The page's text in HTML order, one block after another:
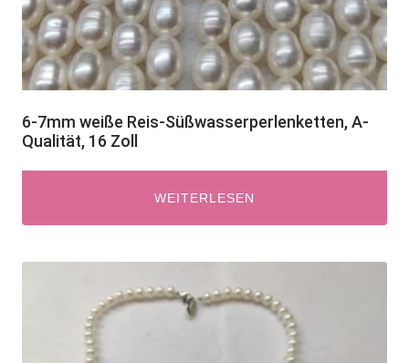
6-7mm weiße Reis-Süßwasserperlenketten, A-
Qualität, 16 Zoll
WEITERLESEN